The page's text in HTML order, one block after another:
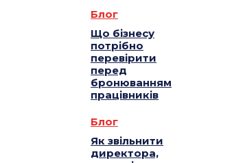
Блог
Що бізнесу
потрібно
перевірити
перед
бронюванням
працівників
Блог
Як звільнити
директора,